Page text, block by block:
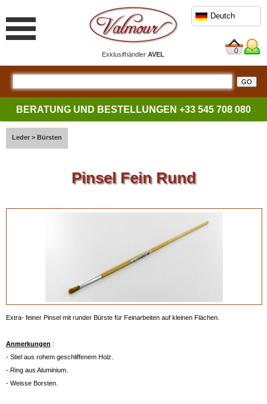
ExklusifhändlerAVEL
Deutch
0
BERATUNG UND BESTELLUNGEN +33 545 708 080
Leder > Bürsten
Pinsel Fein Rund
Extra- feiner Pinsel mit runder Bürste für Feinarbeiten auf kleinen Flächen.
Anmerkungen :
- Stiel aus rohem geschliffenem Holz.
- Ring aus Aluminium.
- Weisse Borsten.